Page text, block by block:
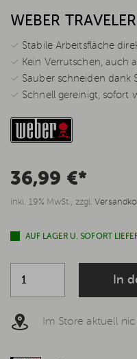
WEBER
✓ Stabile Arbeitsfläche
✓ Kein Verrutschen, auch
✓ Sauber schneiden dank
✓ Schnell gereinigt, sofort
36,99 €*
inkl. 19% MwSt., zzgl.
AUF LAGER U. SOFORT
In
Im Store aktuell